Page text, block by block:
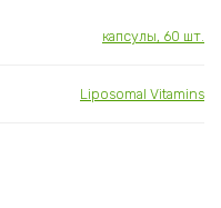
капсулы, 60 шт.
Liposomal Vitamins